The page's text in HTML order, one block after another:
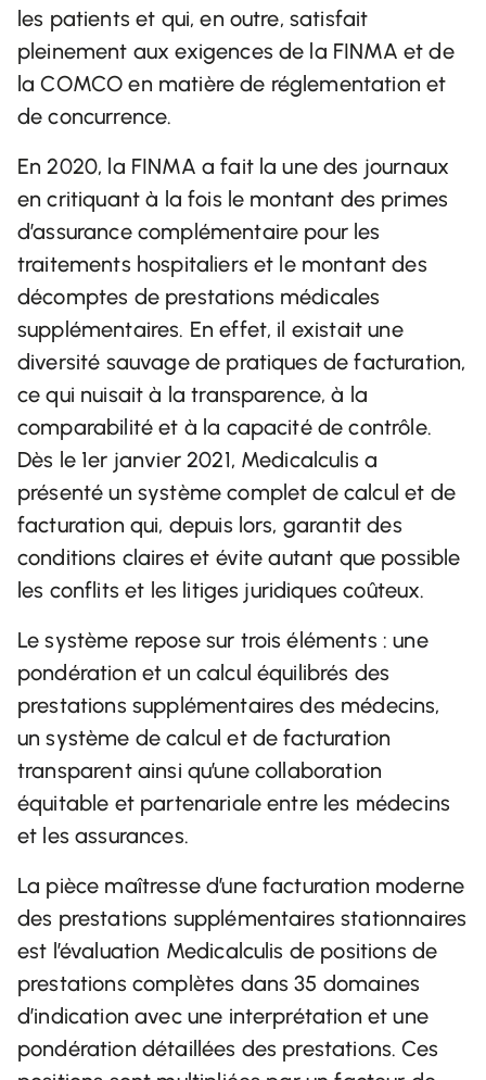
les patients et qui, en outre, satisfait
pleinement aux exigences de la FINMA et de
la COMCO en matière de réglementation et
de concurrence.
En 2020, la FINMA a fait la une des journaux
en critiquant à la fois le montant des primes
d’assurance complémentaire pour les
traitements hospitaliers et le montant des
décomptes de prestations médicales
supplémentaires. En effet, il existait une
diversité sauvage de pratiques de facturation,
ce qui nuisait à la transparence, à la
comparabilité et à la capacité de contrôle.
Dès le 1er janvier 2021, Medicalculis a
présenté un système complet de calcul et de
facturation qui, depuis lors, garantit des
conditions claires et évite autant que possible
les conflits et les litiges juridiques coûteux.
Le système repose sur trois éléments : une
pondération et un calcul équilibrés des
prestations supplémentaires des médecins,
un système de calcul et de facturation
transparent ainsi qu’une collaboration
équitable et partenariale entre les médecins
et les assurances.
La pièce maîtresse d’une facturation moderne
des prestations supplémentaires stationnaires
est l’évaluation Medicalculis de positions de
prestations complètes dans 35 domaines
d’indication avec une interprétation et une
pondération détaillées des prestations. Ces